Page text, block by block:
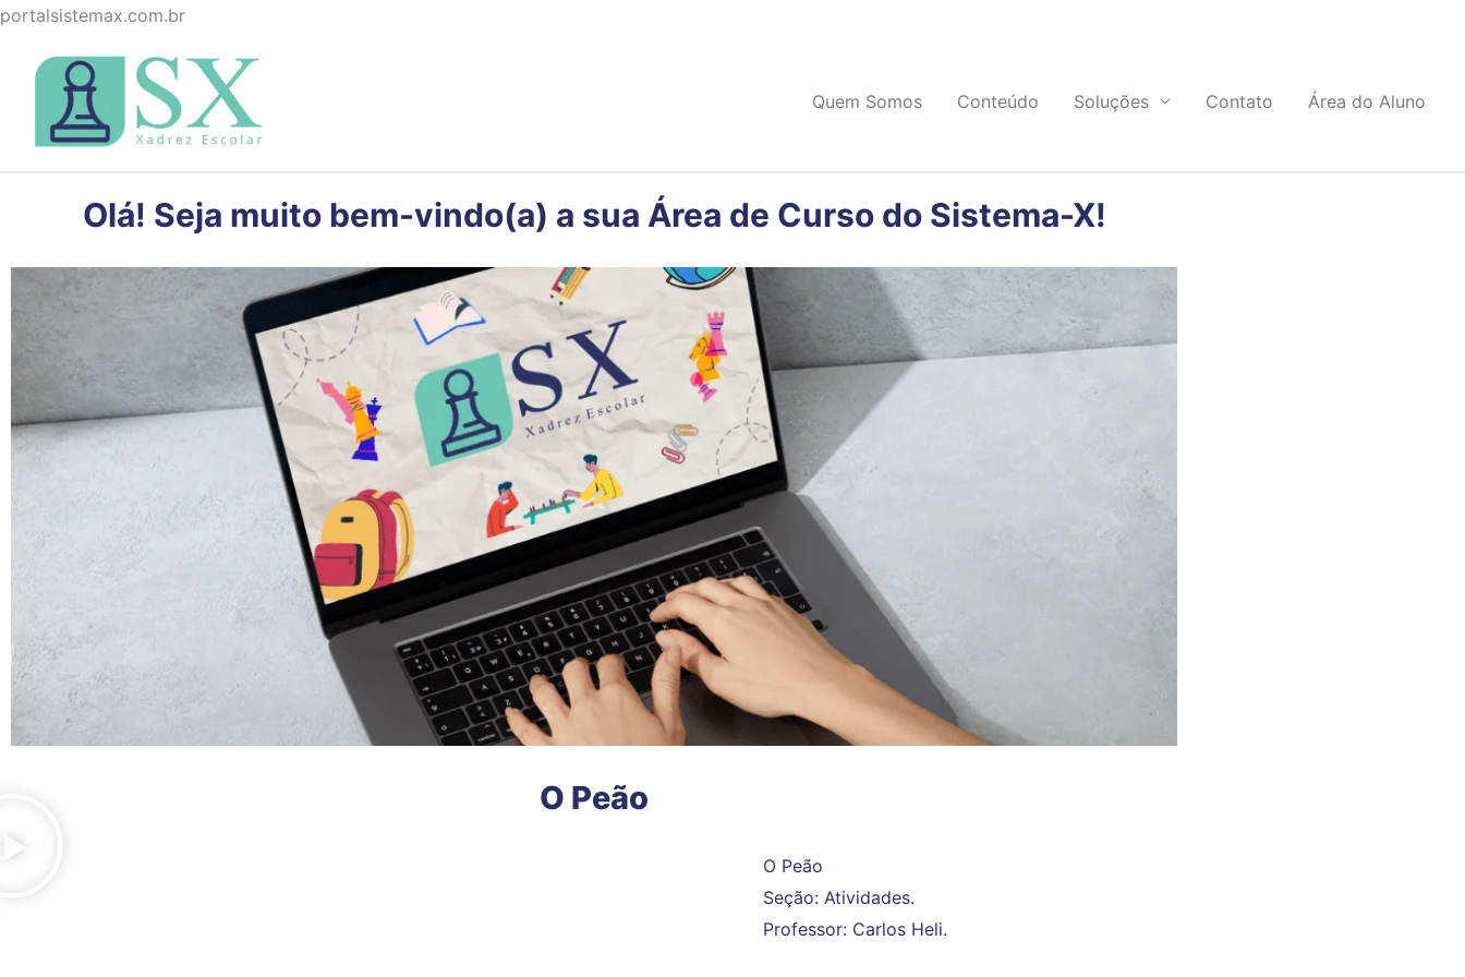
portalsistemax.com.brIr
conteúdo
Quem Somos Conteúdo Soluções Contato Área do Aluno
Olá! Seja muito bem-vindo(a) a sua Área de Curso do Sistema-X!
O Peão
O Peão
Seção: Atividades.
Professor: Carlos Heli.